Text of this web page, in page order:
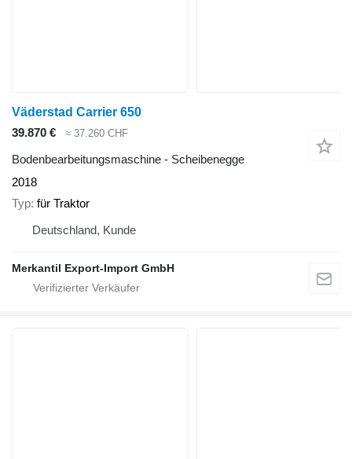
Väderstad Carrier 650
39.870 €
≈ 37.260 CHF
Bodenbearbeitungsmaschine - Scheibenegge
2018
Typ für Traktor
Deutschland, Kunde
Merkantil Export-Import GmbH